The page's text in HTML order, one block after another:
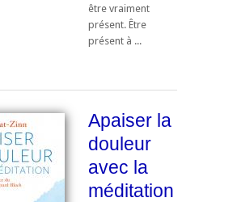
être vraiment
présent. Être
présent à ...
Apaiser la
douleur
avec la
méditation